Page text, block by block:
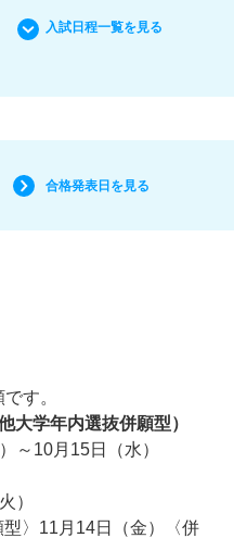
入試日程一覧を見る
合格発表日を見る
す。
大学年内選抜併願型）
～10月15日（水）
火）
〉11月14日（金）〈併